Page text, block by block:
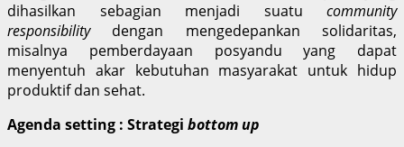
dihasilkan sebagian menjadi suatu community
responsibilitydengan mengedepankan solidaritas,
misalnya pemberdayaan posyandu yang dapat
menyentuh akar kebutuhan masyarakat untuk hidup
produktif dan sehat.
Agenda setting : Strategi bottom up